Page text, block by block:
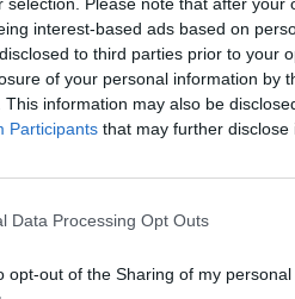
interest-based ads based on
to third parties prior to your
of your personal information by
This information may also be
Participants that may further disclose
Data Processing Opt Outs
opt-out of the Sharing of my personal
svájci zenész a fesztivál
zenekarával, valamint
is színpadra áll.